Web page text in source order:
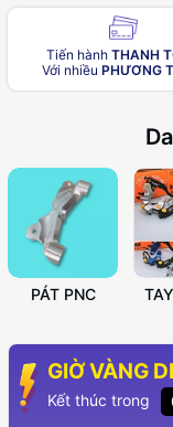
Tiến hành THANH
Với nhiều PHƯƠNG
PÁT PNC
GIỜ VÀNG
Kết thúc trong